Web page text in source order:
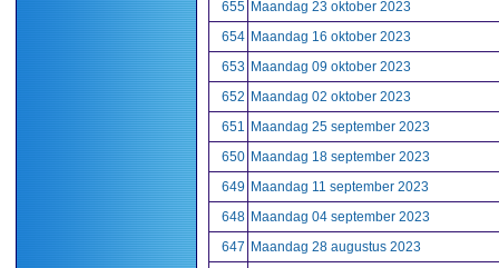
655 Maandag 23 oktober 2023
654 Maandag 16 oktober 2023
653 Maandag 09 oktober 2023
652 Maandag 02 oktober 2023
651 Maandag 25 september 2023
650 Maandag 18 september 2023
649 Maandag 11 september 2023
648 Maandag 04 september 2023
647 Maandag 28 augustus 2023